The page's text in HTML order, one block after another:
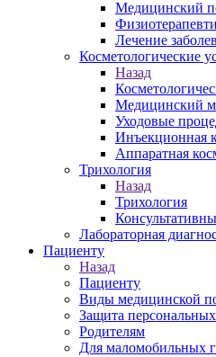
Медицинский
Лечение
Косметологические
Назад
Медицинский
Уходовые
Инъекционная
Аппаратная
Трихология
Назад
Трихология
Лабораторная
Пациенту
Назад
Пациенту
Виды медицинской
Защита
Родителям
Для маломобильных